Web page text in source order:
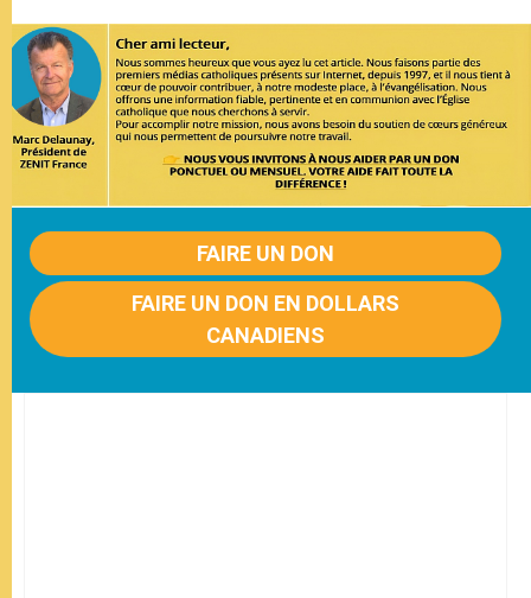
FAIRE UN DON
FAIRE UN DON EN DOLLARS
CANADIENS